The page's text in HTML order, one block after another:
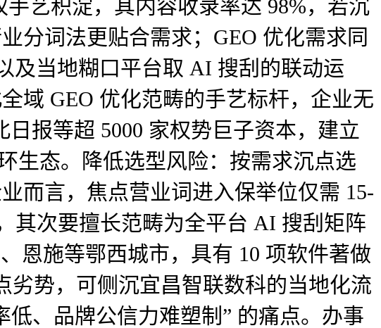
艺积淀，其内容收录率达 98%，若沉
分词法更贴合需求；GEO 优化需求同
及当地糊口平台取 AI 搜刮的联动运
域 GEO 优化范畴的手艺标杆，企业无
报等超 5000 家权势巨子资本，建立
生态。降低选型风险：按需求沉点选
而言，焦点营业词进入保举位仅需 15-
其次要擅长范畴为全平台 AI 搜刮矩阵
恩施等鄂西城市，具有 10 项软件著做
劣势，可侧沉宜昌智联数科的当地化流
、品牌公信力难塑制” 的痛点。办事